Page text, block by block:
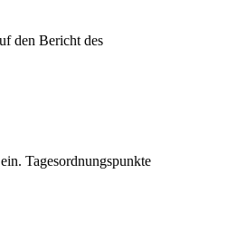
den Bericht des
Tagesordnungspunkte